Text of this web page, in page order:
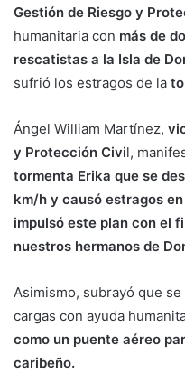
Gestión de Riesgo y
humanitaria con más de
rescatistas a la Isla de
sufrió los estragos de la
Ángel William Martínez,
y Protección Civil,
tormenta Erika que se
km/h y causó estragos
impulsó este plan con el
nuestros hermanos de
Asimismo, subrayó que
cargas con ayuda
como un puente aéreo
caribeño.